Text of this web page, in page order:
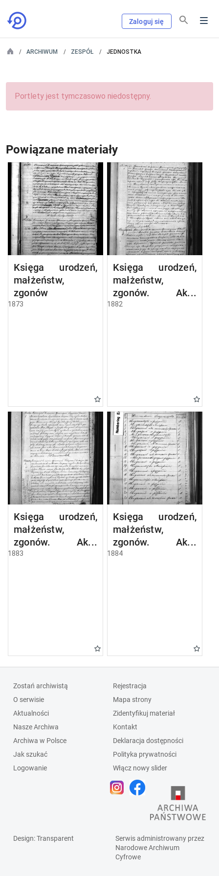
Zaloguj się
ARCHIWUM ZESPÓŁ JEDNOSTKA
Portlety jest tymczasowo niedostępny.
Powiązane materiały
Księga urodzeń,
małżeństw,
zgonów
1873
Księga urodzeń,
małżeństw,
zgonów. Akta
zbiorowe
1882
Księga urodzeń,
małżeństw,
zgonów. Akta
zbiorowe
1883
Księga urodzeń,
małżeństw,
zgonów. Akta
zbiorowe
1884
Zostań archiwistą
O serwisie
Aktualności
Nasze Archiwa
Archiwa w Polsce
Jak szukać
Logowanie
Rejestracja
Mapa strony
Zidentyfikuj materiał
Kontakt
Deklaracja dostępności
Polityka prywatności
Włącz nowy slider
Design: Transparent
Serwis administrowany przez
Narodowe Archiwum
Cyfrowe